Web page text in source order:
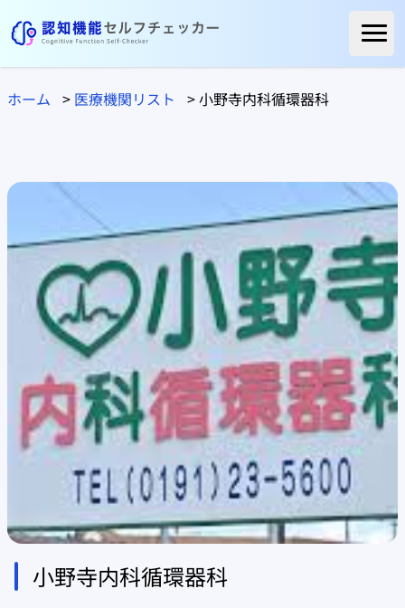
ホーム
ご利用者様の声
医療関係の方へ
自治体の方へ
医療機関リスト
ホーム > 医療機関リスト >小野寺内科循環器科
小野寺内科循環器科